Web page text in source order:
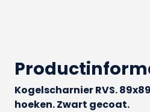
Kogelscharnier RVS.
hoeken. Zwart gecoat.